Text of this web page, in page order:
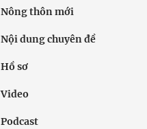
Nông thôn mới
Nội dung chuyên đề
Hồ sơ
Video
Podcast